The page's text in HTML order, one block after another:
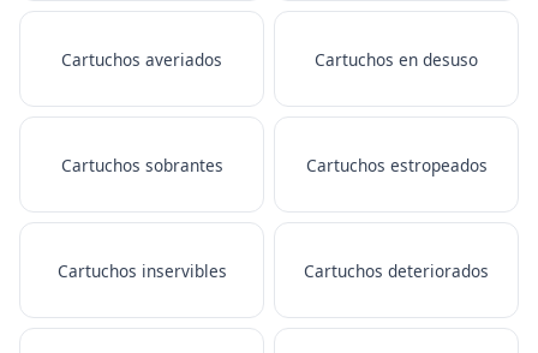
Cartuchos averiados Cartuchos en desuso
Cartuchos sobrantes Cartuchos estropeados
Cartuchos inservibles Cartuchos deteriorados